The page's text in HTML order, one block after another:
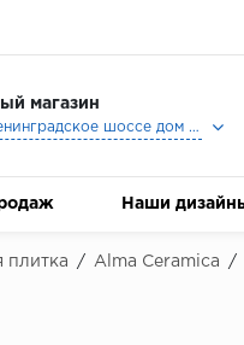
магазин
Москва, Ленинградское шоссе дом 25, Торговый Центр Family Room, 2-ой этаж, Магазин Керамический Бум.
Наши
плитка / Alma Ceramica /